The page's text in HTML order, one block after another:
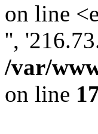
on line
'',
/var/
on line